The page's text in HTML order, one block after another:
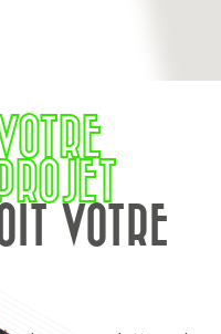
PROJET
VOTRE